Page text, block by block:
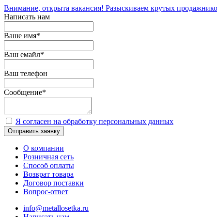
Внимание, открыта вакансия! Разыскиваем крутых
Написать нам
Ваше имя*
Ваш емайл*
Ваш телефон
Сообщение*
Я согласен на обработку персональных данных
Отправить заявку
О компании
Розничная сеть
Способ оплаты
Возврат товара
Договор поставки
Вопрос-ответ
info@metallosetka.ru